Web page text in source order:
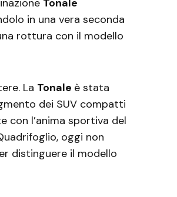
Tonale
in una vera seconda
rottura con il modello
La Tonale è stata
dei SUV compatti
con l’anima sportiva del
oggi non
distinguere il modello